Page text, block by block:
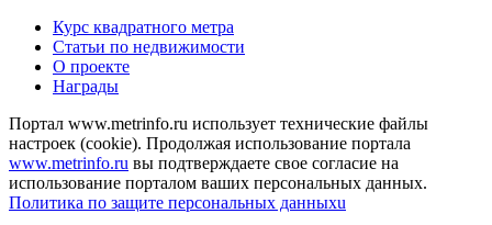
Курс квадратного метра
Статьи по недвижимости
О проекте
Награды
Портал www.metrinfo.ru использует технические файлы
настроек (cookie). Продолжая использование портала
www.metrinfo.ru вы подтверждаете свое согласие на
использование порталом ваших персональных данных.
Политика по защите персональных данныхu